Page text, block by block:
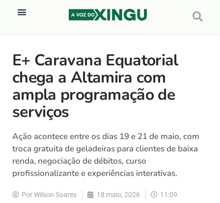
E+ Caravana Equatorial
chega a Altamira com
ampla programação de
serviços
Ação acontece entre os dias 19 e 21 de maio, com
troca gratuita de geladeiras para clientes de baixa
renda, negociação de débitos, curso
profissionalizante e experiências interativas.
PorWilson Soares 18 maio, 2026 11:09